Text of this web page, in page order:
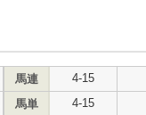
馬連 4-15
馬単 4-15